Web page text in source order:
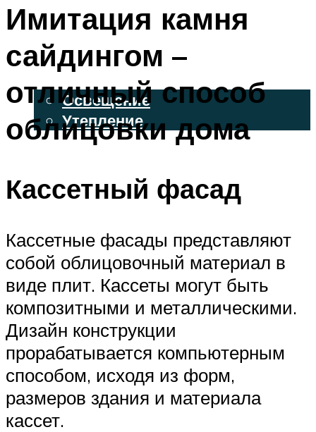
ФАСАДНЫЙ САЙДИНГ
ОСВЕЩЕНИЕ И УТЕПЛЕНИЕ
Освещение
Утепление
МЕНЮ
Имитация камня
сайдингом –
отличный способ
облицовки дома
Кассетный фасад
Кассетные фасады представляют
собой облицовочный материал в
виде плит. Кассеты могут быть
композитными и металлическими.
Дизайн конструкции
прорабатывается компьютерным
способом, исходя из форм,
размеров здания и материала
кассет.